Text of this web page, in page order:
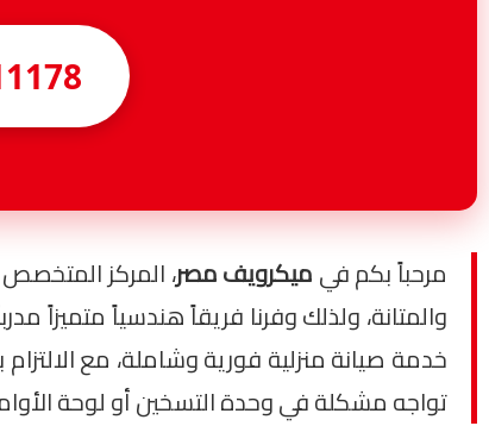
مرحباً بكم فيميكرويف مصر، المركز
والمتانة، ولذلك وفرنا فريقاً هندسياً متميزاً
خدمة صيانة منزلية فورية وشاملة، مع
تواجه مشكلة في وحدة التسخين أو لوحة